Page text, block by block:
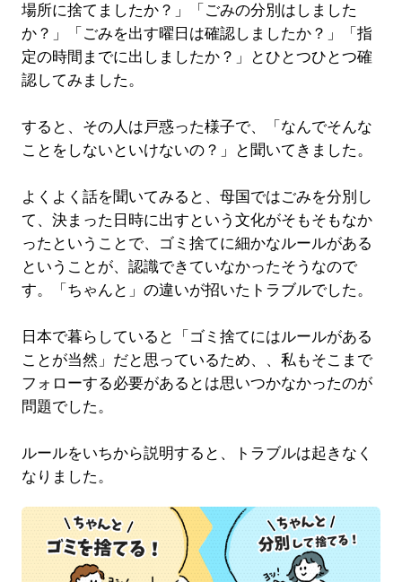
場所に捨てましたか？」「ごみの分別はしました
か？」「ごみを出す曜日は確認しましたか？」「指
定の時間までに出しましたか？」とひとつひとつ確
認してみました。
すると、その人は戸惑った様子で、「なんでそんな
ことをしないといけないの？」と聞いてきました。
よくよく話を聞いてみると、母国ではごみを分別し
て、決まった日時に出すという文化がそもそもなか
ったということで、ゴミ捨てに細かなルールがある
ということが、認識できていなかったそうなので
す。「ちゃんと」の違いが招いたトラブルでした。
日本で暮らしていると「ゴミ捨てにはルールがある
ことが当然」だと思っているため、、私もそこまで
フォローする必要があるとは思いつかなかったのが
問題でした。
ルールをいちから説明すると、トラブルは起きなく
なりました。